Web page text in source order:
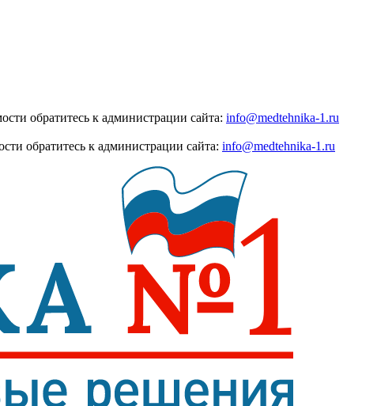
обратитесь к администрации сайта: info@medtehnika-1.ru
обратитесь к администрации сайта: info@medtehnika-1.ru